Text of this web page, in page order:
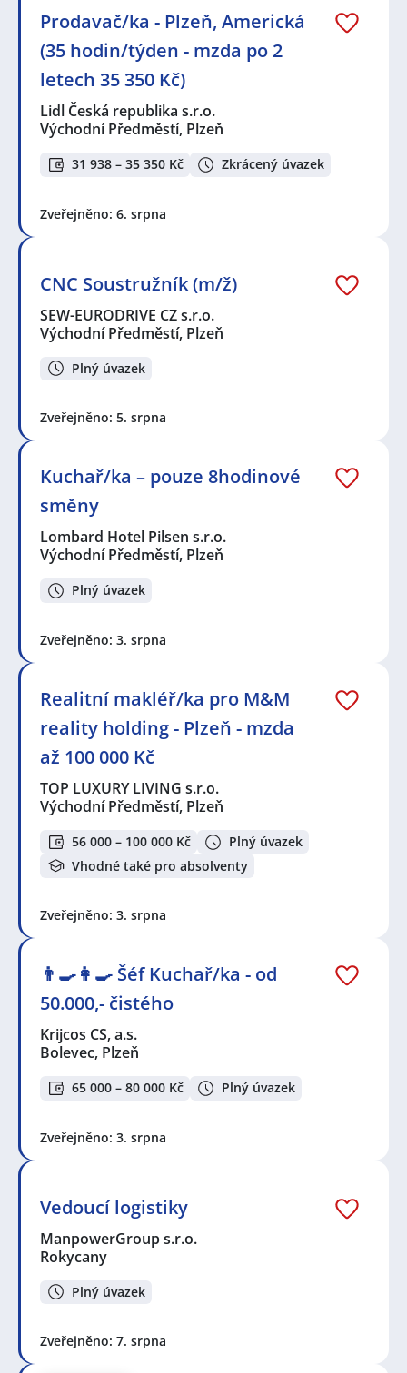
Prodavač/ka - Plzeň, Americká
(35 hodin/týden - mzda po 2
letech 35 350 Kč)
Lidl Česká republika s.r.o.
Východní Předměstí, Plzeň
31 938 – 35 350 Kč Zkrácený úvazek
Zveřejněno: 6. srpna
CNC Soustružník (m/ž)
SEW-EURODRIVE CZ s.r.o.
Východní Předměstí, Plzeň
Plný úvazek
Zveřejněno: 5. srpna
Kuchař/ka – pouze 8hodinové
směny
Lombard Hotel Pilsen s.r.o.
Východní Předměstí, Plzeň
Plný úvazek
Zveřejněno: 3. srpna
Realitní makléř/ka pro M&M
reality holding - Plzeň - mzda
až 100 000 Kč
TOP LUXURY LIVING s.r.o.
Východní Předměstí, Plzeň
56 000 – 100 000 Kč
Plný úvazek
Vhodné také pro absolventy
Zveřejněno: 3. srpna
👨‍🍳👩‍🍳​​​​​​​ Šéf Kuchař/ka - od
50.000,- čistého
Krijcos CS, a.s.
Bolevec, Plzeň
65 000 – 80 000 Kč Plný úvazek
Zveřejněno: 3. srpna
Vedoucí logistiky
ManpowerGroup s.r.o.
Rokycany
Plný úvazek
Zveřejněno: 7. srpna